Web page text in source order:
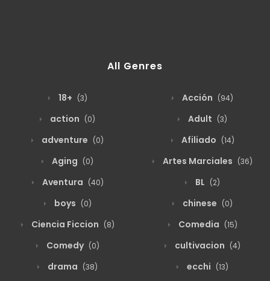
All Genres
18+ (3) Acción (94)
action (0) Adult (3)
adventure (0) Afiliado (14)
Aging (0) Artes Marciales (36)
Aventura (40) BL (2)
boys (0) chinese (0)
Ciencia Ficcion (8) Comedia (15)
Comedy (0) cultivacion (4)
drama (38) ecchi (13)